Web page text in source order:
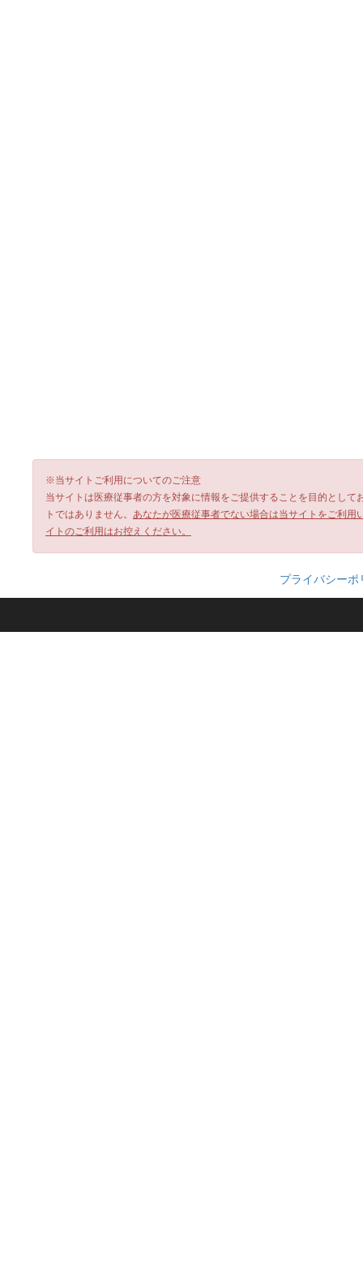
※当サイトご利用についてのご注意
当サイトは医療従事者の方を対象に情報をご提供することを目的とし
トではありません。 あなたが医療従事者でない場合は当サイトをご利
イトのご利用はお控えください。
プライバシーポ